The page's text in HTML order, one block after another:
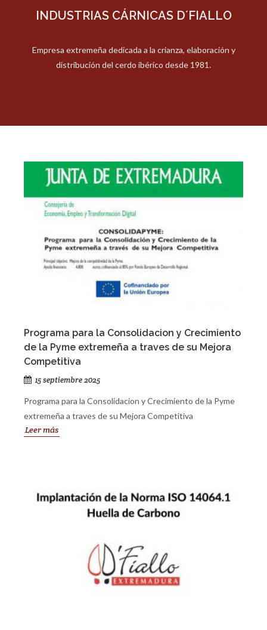
INDUSTRIAS CÁRNICAS D´FIALLO
Empresa extremeña dedicada a la crianza, elaboración y
distribución del cerdo ibérico desde 1981.
Programa para la Consolidacion y Crecimiento
de la Pyme extremeña a traves de su Mejora
Competitiva
15 septiembre 2025
Programa para la Consolidacion y Crecimiento de la Pyme
extremeña a traves de su Mejora Competitiva
Leer más